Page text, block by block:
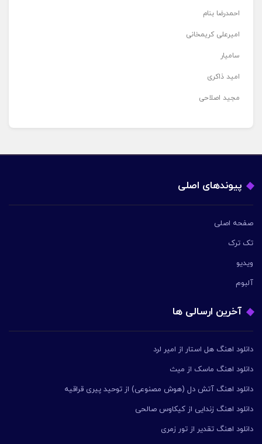
احمدرضا بنام
امیرعلی کریمخانی
سامیار
امید ذاکری
مجید اصلاحی
پیوندهای اصلی
صفحه اصلی
تک ترک
ویدیو
آلبوم
آخرین ارسالی ها
دانلود اهنگ هل استار از امیر لرد
دانلود اهنگ ماسک از میث
دانلود اهنگ آتش دل (هوش مصنوعی) از توحید پیری قراقیه
دانلود اهنگ زندایی از کیکاوس صالحی
دانلود اهنگ تقدیر از تور زمری